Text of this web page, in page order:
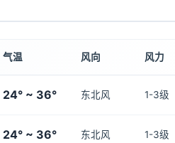
气温 风向 风力
24° ~ 36° 东北风 1-3级
24° ~ 36° 东北风 1-3级